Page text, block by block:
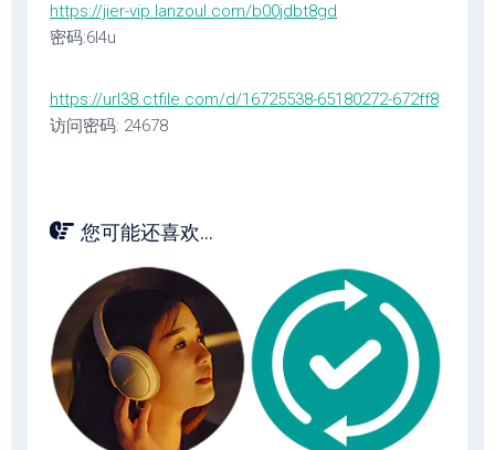
https://jier-vip.lanzoul.com/b00jdbt8gd
密码:6l4u
https://url38.ctfile.com/d/16725538-65180272-672ff8
访问密码: 24678
您可能还喜欢...